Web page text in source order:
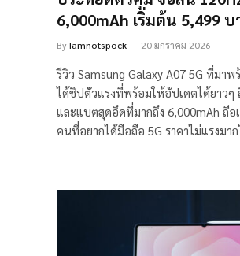
6,000mAh เริ่มต้น 5,499
ByIamnotspock 20 มกราคม 2026
รีวิว Samsung Galaxy A07 5G ที่มา
ได้ชิปตัวแรงที่พร้อมให้อัปเดตได้ยาวๆ
และแบตสุดอึดที่มากถึง 6,000mAh ถื
คนที่อยากได้มือถือ 5G ราคาไม่แรงมา